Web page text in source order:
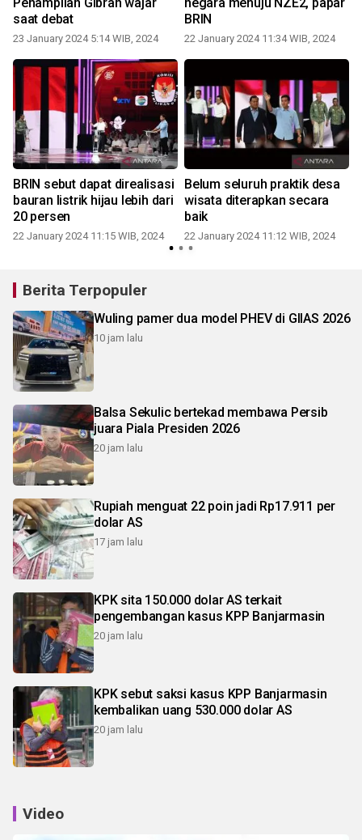
saat debat
23 January 2024 5:14 WIB, 2024
BRIN
22 January 2024 11:34 WIB, 2024
BRIN sebut dapat direalisasi
bauran listrik hijau lebih dari
20 persen
22 January 2024 11:15 WIB, 2024
Belum seluruh praktik desa
wisata diterapkan secara
baik
22 January 2024 11:12 WIB, 2024
Berita Terpopuler
Wuling pamer dua model PHEV di GIIAS 2026
10 jam lalu
Balsa Sekulic bertekad membawa Persib
juara Piala Presiden 2026
20 jam lalu
Rupiah menguat 22 poin jadi Rp17.911 per
dolar AS
17 jam lalu
KPK sita 150.000 dolar AS terkait
pengembangan kasus KPP Banjarmasin
20 jam lalu
KPK sebut saksi kasus KPP Banjarmasin
kembalikan uang 530.000 dolar AS
20 jam lalu
Video